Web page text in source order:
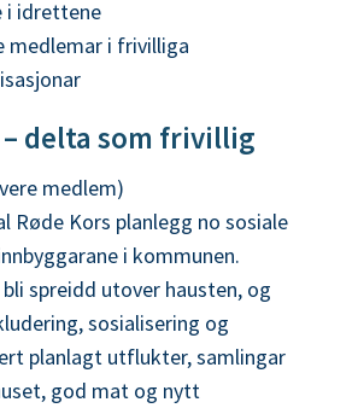
i idrettene
medlemar i frivilliga
– delta som frivillig
medlem)
Røde Kors planlegg no sosiale
i kommunen.
spreidd utover hausten, og
sosialisering og
planlagt utflukter, samlingar
god mat og nytt